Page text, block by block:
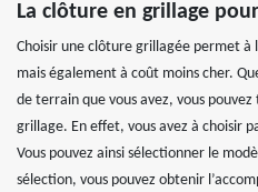
La clôture en grillage
Choisir une clôture grillagée permet
mais également à coût moins cher.
de terrain que vous avez, vous
grillage. En effet, vous avez à choisir
Vous pouvez ainsi sélectionner le
sélection, vous pouvez obtenir